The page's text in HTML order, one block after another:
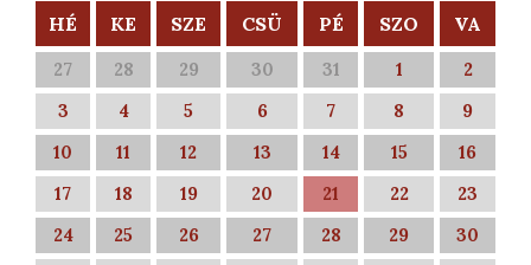
HÉ KE SZE CSÜ PÉ SZO VA
27 28 29 30 31 1
2
3
4 5 6 7 8
9
10
11 12 13 14 15
16
17
18 19 20 21 22
23
24
25 26 27 28 29 30